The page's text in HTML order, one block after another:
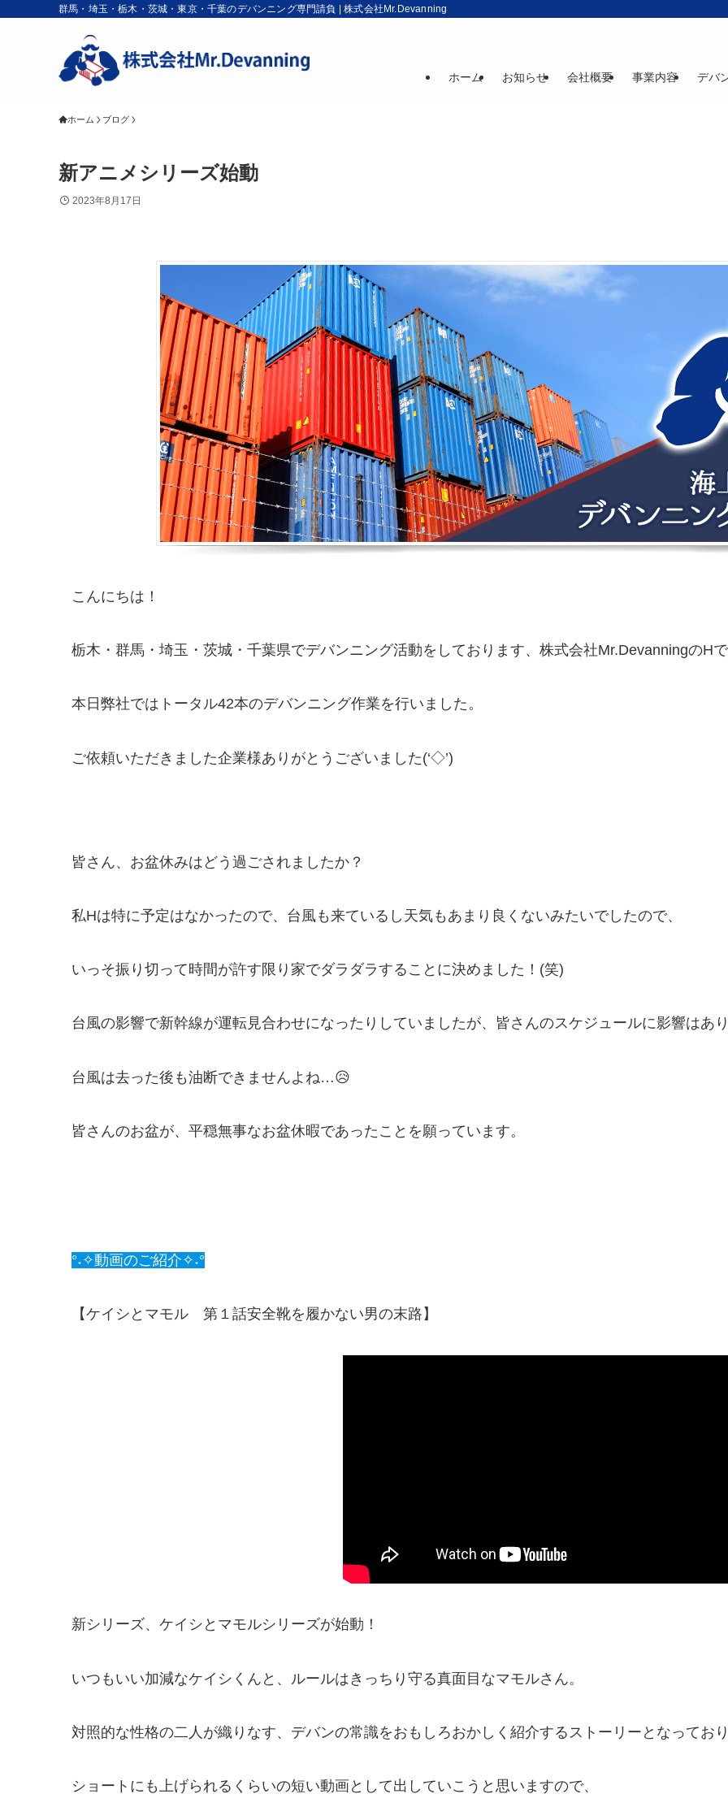
群馬・埼玉・栃木・茨城・東京・千葉のデバンニング専門請負 | 株式会社Mr.Devanning
ホーム お知らせ 会社概要 事業内容 デバ
ホーム ブログ
新アニメシリーズ始動
2023年8月17日
こんにちは！
栃木・群馬・埼玉・茨城・千葉県でデバンニング活動をしております、株式会社Mr.DevanningのH
本日弊社ではトータル42本のデバンニング作業を行いました。
ご依頼いただきました企業様ありがとうございました(‘◇’)ゞ
皆さん、お盆休みはどう過ごされましたか？
私Hは特に予定はなかったので、台風も来ているし天気もあまり良くないみたいでしたので、
いっそ振り切って時間が許す限り家でダラダラすることに決めました！(笑)
台風の影響で新幹線が運転見合わせになったりしていましたが、皆さんのスケジュールに影響はあ
台風は去った後も油断できませんよね…😥
皆さんのお盆が、平穏無事なお盆休暇であったことを願っています。
°˖✧動画のご紹介✧˖°
【ケイシとマモル 第１話安全靴を履かない男の末路】
新シリーズ、ケイシとマモルシリーズが始動！
いつもいい加減なケイシくんと、ルールはきっちり守る真面目なマモルさん。
対照的な性格の二人が織りなす、デバンの常識をおもしろおかしく紹介するストーリーとなってお
ショートにも上げられるくらいの短い動画として出していこうと思いますので、